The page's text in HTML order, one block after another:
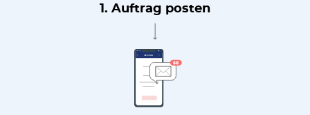
1. Auftrag posten